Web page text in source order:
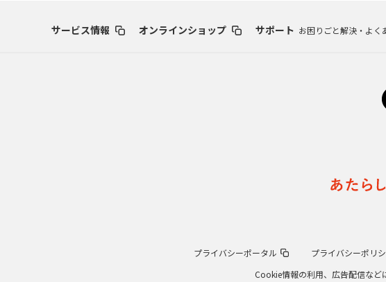
サービス情報 オンラインショップ サポート お困りごと解決・よく
プライバシーポータル プライバシーポリ
Cookie情報の利用、広告配信など